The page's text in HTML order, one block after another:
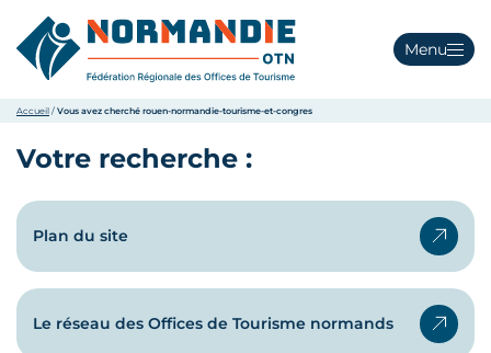
Menu
Accueil / Vous avez cherché rouen-normandie-tourisme-et-congres
Votre recherche :
Plan du site
Le réseau des Offices de Tourisme normands